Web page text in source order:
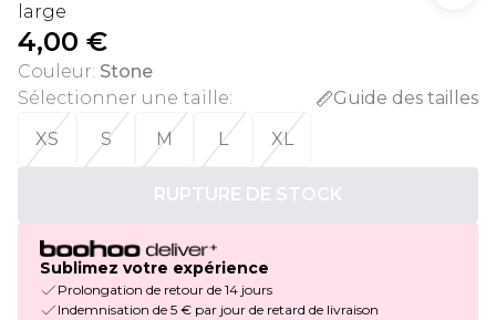
large
4,00 €
Couleur: Stone
Sélectionner une taille:
Guide des tailles
XS
S M L XL
RUPTURE DE STOCK
Sublimez votre expérience
Prolongation de retour de 14 jours
Indemnisation de 5 € par jour de retard de livraison